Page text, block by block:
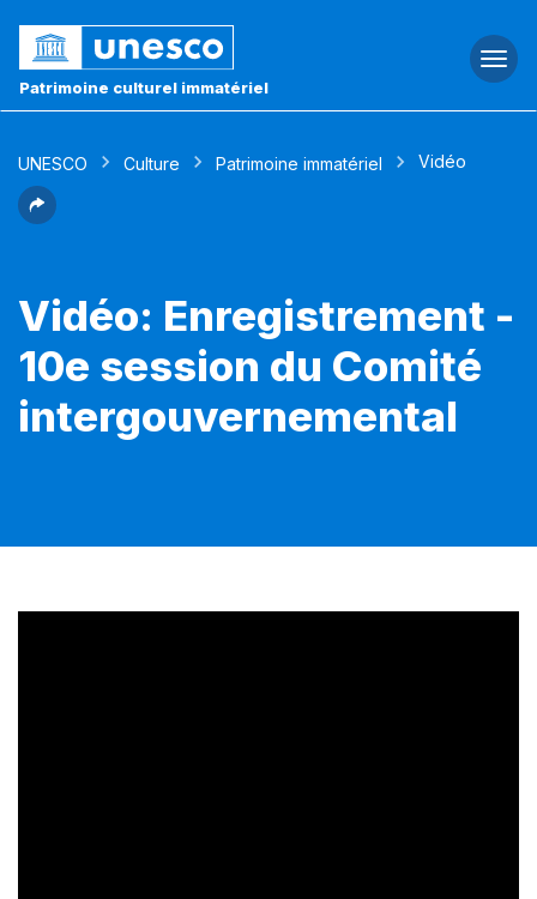
Patrimoine culturel immatériel
UNESCO Culture Patrimoine immatériel Vidéo
Vidéo: Enregistrement -
10e session du Comité
intergouvernemental